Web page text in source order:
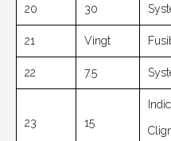
20 30
21 Vingt
22 7.5
23 15